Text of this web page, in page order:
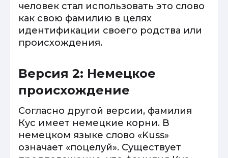
человек стал использовать это слово
как свою фамилию в целях
идентификации своего родства или
происхождения.
Версия 2: Немецкое
происхождение
Согласно другой версии, фамилия
Кус имеет немецкие корни. В
немецком языке слово «Kuss»
означает «поцелуй». Существует